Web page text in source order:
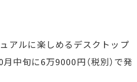
アルに楽しめるデスクトップ
中旬に6万9000円（税別）で発